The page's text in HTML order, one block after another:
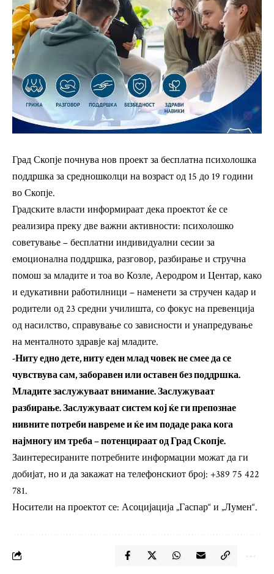
Град Скопје почнува нов проект за бесплатна психолошка
поддршка за средношколци на возраст од 15 до 19 години
во Скопје.
Градските власти информираат дека проектот ќе се
реализира преку две важни активности: психолошко
советување – бесплатни индивидуални сесии за
емоционална поддршка, разговор, разбирање и стручна
помош за младите и тоа во Козле, Аеродром и Центар, како
и едукативни работилници – наменети за стручен кадар и
родители од 23 средни училишта, со фокус на превенција
од насилство, справување со зависности и унапредување
на менталното здравје кај младите.
-Ниту едно дете, ниту еден млад човек не смее да се
чувствува сам, заборавен или оставен без поддршка.
Младите заслужуваат внимание. Заслужуваат
разбирање. Заслужуваат систем кој ќе ги препознае
нивните потреби навреме и ќе им подаде рака кога
најмногу им треба – потенцираат од Град Скопје.
Заинтересираните потребните информации можат да ги
добијат, но и да закажат на телефонскиот број: +389 75 422
781.
Носители на проектот се: Асоцијација „Гаспар“ и „Лумен“.